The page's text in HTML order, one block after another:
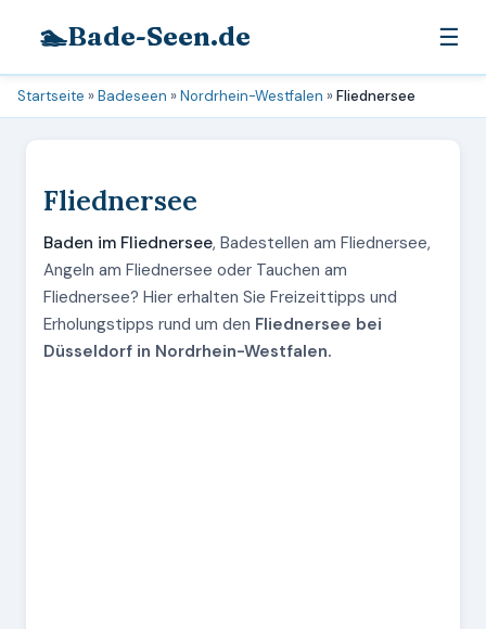
🏊Bade-Seen.de ☰
Startseite »Badeseen »Nordrhein-Westfalen »Fliednersee
Fliednersee
Baden im Fliednersee, Badestellen am Fliednersee,
Angeln am Fliednersee oder Tauchen am
Fliednersee? Hier erhalten Sie Freizeittipps und
Erholungstipps rund um den Fliednersee bei
Düsseldorf in Nordrhein-Westfalen.